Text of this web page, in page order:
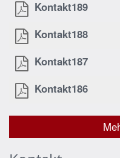
Kontakt189
Kontakt188
Kontakt187
Kontakt186